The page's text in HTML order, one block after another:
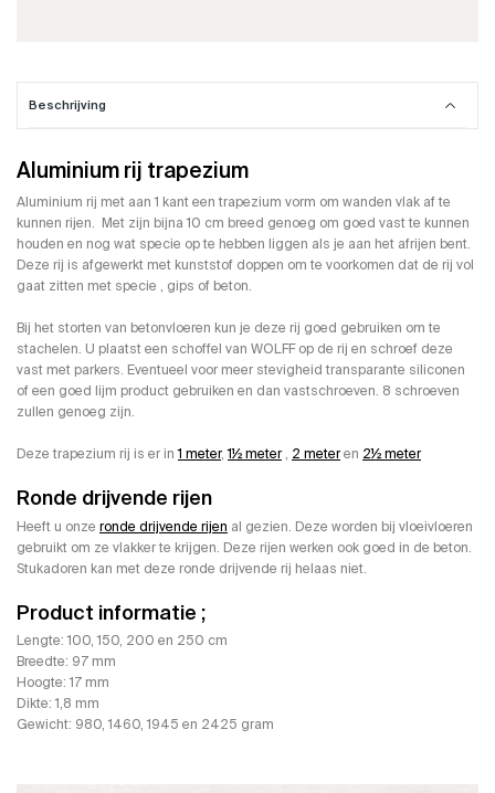
Beschrijving
Aluminium rij trapezium
Aluminium rij met aan 1 kant een trapezium vorm om wanden vlak af te
kunnen rijen. Met zijn bijna 10 cm breed genoeg om goed vast te kunnen
houden en nog wat specie op te hebben liggen als je aan het afrijen bent.
Deze rij is afgewerkt met kunststof doppen om te voorkomen dat de rij vol
gaat zitten met specie , gips of beton.
Bij het storten van betonvloeren kun je deze rij goed gebruiken om te
stachelen. U plaatst een schoffel van WOLFF op de rij en schroef deze
vast met parkers. Eventueel voor meer stevigheid transparante siliconen
of een goed lijm product gebruiken en dan vastschroeven. 8 schroeven
zullen genoeg zijn.
Deze trapezium rij is er in1 meter,1½ meter, 2 meteren 2½ meter
Ronde drijvende rijen
Heeft u onze ronde drijvende rijen al gezien. Deze worden bij vloeivloeren
gebruikt om ze vlakker te krijgen. Deze rijen werken ook goed in de beton.
Stukadoren kan met deze ronde drijvende rij helaas niet.
Product informatie ;
Lengte: 100, 150, 200 en 250 cm
Breedte: 97 mm
Hoogte: 17 mm
Dikte: 1,8 mm
Gewicht: 980, 1460, 1945 en 2425 gram